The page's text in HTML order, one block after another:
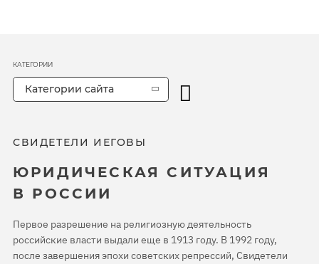
СВИДЕТЕЛИ ИЕГОВЫ
ЮРИДИЧЕСКАЯ СИТУАЦИЯ
В РОССИИ
Первое разрешение на религиозную деятельность
российские власти выдали еще в 1913 году. В 1992 году,
после завершения эпохи советских репрессий, Свидетели
КАТЕГОРИИ
Категории сайта